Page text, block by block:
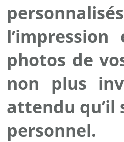
photos de
non plus
attendu qu’il
personnel.